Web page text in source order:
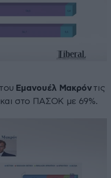
Εμανουέλ Μακρόντις
στο ΠΑΣΟΚ με 69%.